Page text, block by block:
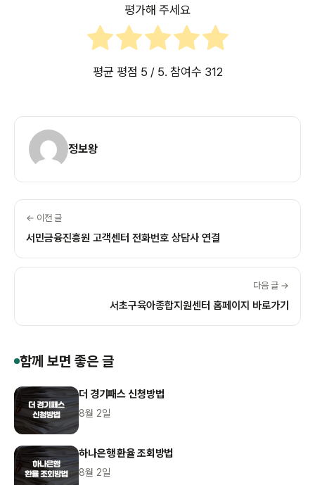
평가해 주세요
평균 평점 5 / 5. 참여수 312
정보왕
← 이전 글
서민금융진흥원 고객센터 전화번호 상담사 연결
다음 글 →
서초구육아종합지원센터 홈페이지 바로가기
함께 보면 좋은 글
더 경기패스 신청방법
8월 2일
하나은행 환율 조회방법
8월 2일